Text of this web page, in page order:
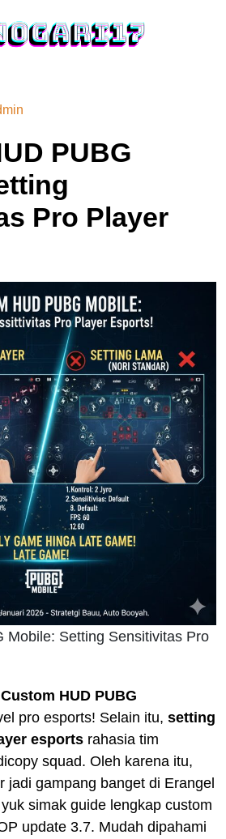
PUBG
Pro Player
Mobile: Setting Sensitivitas Pro
HUD PUBG
pro esports! Selain itu, setting
esports rahasia tim
squad. Oleh karena itu,
jadi gampang banget di Erangel
simak guide lengkap custom
update 3.7. Mudah dipahami